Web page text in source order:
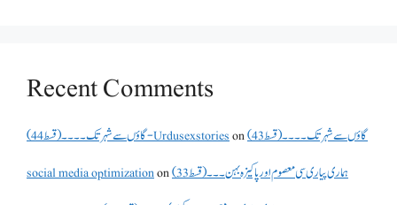
Recent Comments
گاؤں سے شہر تک۔۔۔۔(قسط 44) - Urdusexstorieson
گاؤں سے شہر تک۔۔۔۔(قسط 43)
social media optimizationon
ہماری پیاری سی معصوم اور پاکیزہ بہن۔۔۔(قسط33)